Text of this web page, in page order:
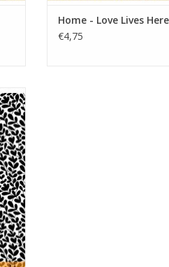
Home - Love Lives
€4,75